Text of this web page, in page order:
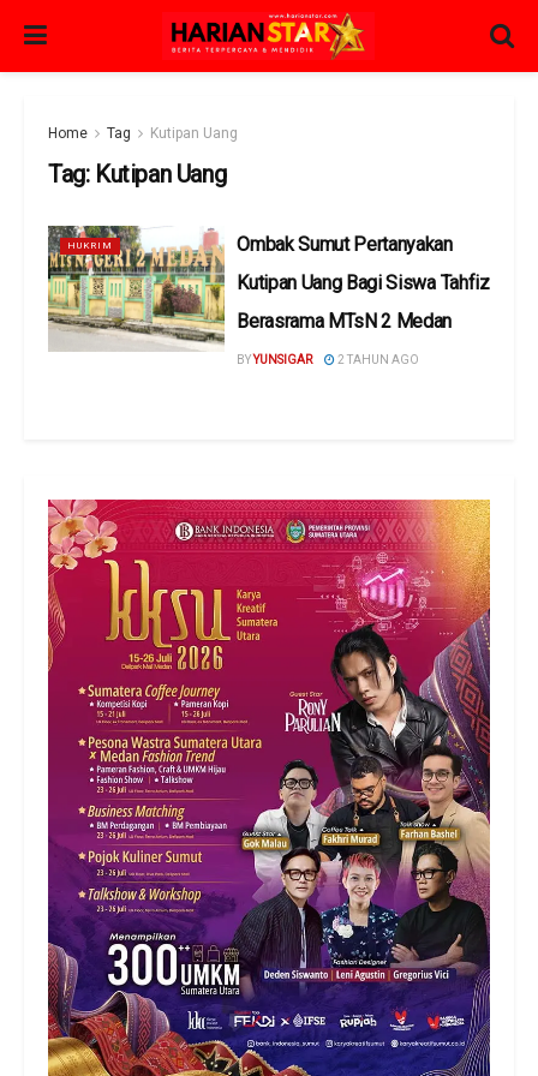
Home Tag Kutipan Uang
Tag: Kutipan Uang
HUKRIM
Ombak Sumut Pertanyakan
Kutipan Uang Bagi Siswa Tahfiz
Berasrama MTsN 2 Medan
BYYUNSIGAR 2 TAHUN AGO